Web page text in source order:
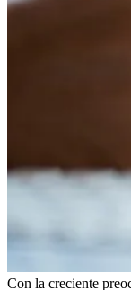
Con la creciente